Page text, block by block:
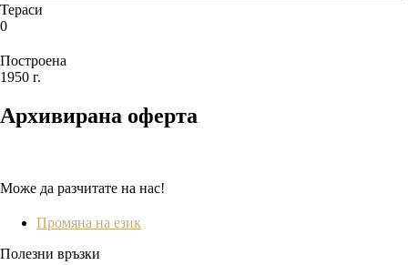
Тераси
0
Построена
1950 г.
Архивирана оферта
Може да разчитате на нас!
Промяна на език
Полезни връзки